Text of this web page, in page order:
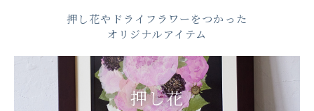
押し花やドライフラワーをつかった
オリジナルアイテム
押し花